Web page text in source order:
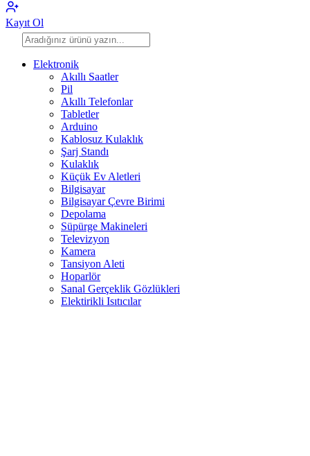
Kayıt Ol
Elektronik
Akıllı Saatler
Pil
Akıllı Telefonlar
Tabletler
Arduino
Kablosuz Kulaklık
Şarj Standı
Kulaklık
Küçük Ev Aletleri
Bilgisayar
Bilgisayar Çevre Birimi
Depolama
Süpürge Makineleri
Televizyon
Kamera
Tansiyon Aleti
Hoparlör
Sanal Gerçeklik Gözlükleri
Elektirikli Isıtıcılar